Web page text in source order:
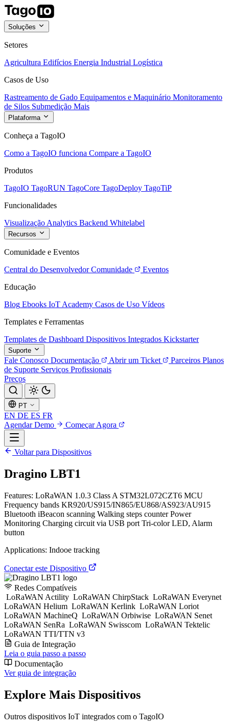
Soluções
Setores
Agricultura Edifícios Energia Industrial Logística
Casos de Uso
Rastreamento de Gado Equipamentos e Maquinário Monitoramento
de Silos Submedição Mais
Plataforma
Conheça a TagoIO
Como a TagoIO funciona Compare a TagoIO
Produtos
TagoIO TagoRUN TagoCore TagoDeploy TagoTiP
Funcionalidades
Visualização Analytics Backend Whitelabel
Recursos
Comunidade e Eventos
Central do Desenvolvedor Comunidade
Eventos
Educação
Blog Ebooks IoT Academy Casos de Uso Vídeos
Templates e Ferramentas
Templates de Dashboard Dispositivos Integrados Kickstarter
Suporte
Fale Conosco Documentação Abrir um Ticket Parceiros Planos
de Suporte Serviços Profissionais
Preços
PT
EN DE ES FR
Agendar Demo
Começar Agora
Voltar para Dispositivos
Dragino LBT1
Features: LoRaWAN 1.0.3 Class A STM32L072CZT6 MCU
Frequency bands KR920/US915/IN865/EU868/AS923/AU915
Bluetooth iBeacon scanning Walking steps counter Power
Monitoring Charging circuit via USB port Tri-color LED, Alarm
button
Applications: Indooe tracking
Conectar este Dispositivo
Redes Compatíveis
LoRaWAN Actility LoRaWAN ChirpStack LoRaWAN Everynet
LoRaWAN Helium LoRaWAN Kerlink LoRaWAN Loriot
LoRaWAN MachineQ LoRaWAN Orbiwise LoRaWAN Senet
LoRaWAN SenRa LoRaWAN Swisscom LoRaWAN Tektelic
LoRaWAN TTI/TTN v3
Guia de Integração
Leia o guia passo a passo
Documentação
Ver guia de integração
Explore Mais Dispositivos
Outros dispositivos IoT integrados com o TagoIO